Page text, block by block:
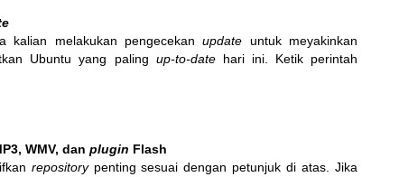
kalian melakukan pengecekanupdate untuk meyakinkan
Ubuntu yang paling up-to-datehari ini. Ketik perintah
WMV, dan plugin Flash
repositorypenting sesuai dengan petunjuk di atas. Jika